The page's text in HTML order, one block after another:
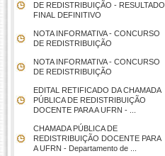
DE REDISTRIBUIÇÃO - RESULTADO
FINAL DEFINITIVO
NOTA INFORMATIVA - CONCURSO
DE REDISTRIBUIÇÃO
NOTA INFORMATIVA - CONCURSO
DE REDISTRIBUIÇÃO
EDITAL RETIFICADO DA CHAMADA
PÚBLICA DE REDISTRIBUIÇÃO
DOCENTE PARA A UFRN - ...
CHAMADA PÚBLICA DE
REDISTRIBUIÇÃO DOCENTE PARA
A UFRN - Departamento de ...